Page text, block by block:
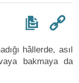
hâllerde, asıl
bakmaya da